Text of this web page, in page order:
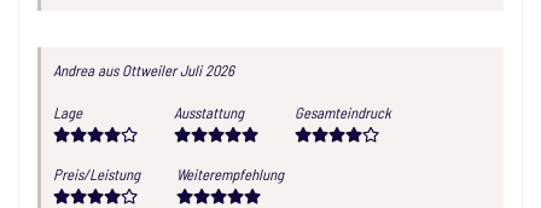
Andreaaus OttweilerJuli 2026
Lage Ausstattung Gesamteindruck
Preis/Leistung Weiterempfehlung